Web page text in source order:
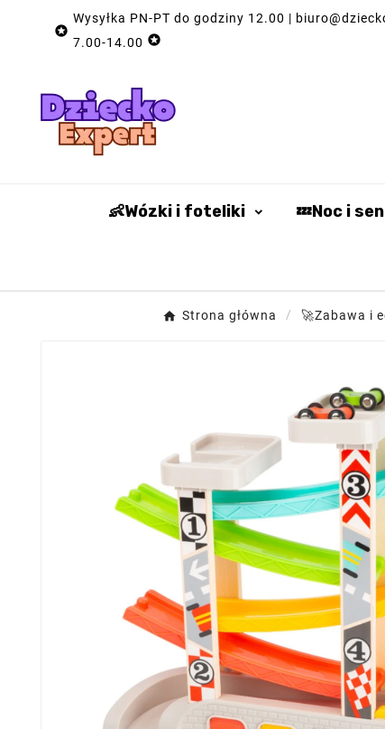

Wysyłka PN-PT do godziny 12.00 |
7.00-14.00 
👶Wózki i foteliki 💤Noc i sen
Strona główna 🚀Zabawa i